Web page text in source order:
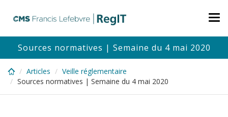
content
Sources normatives | Semaine du 4 mai 2020
Articles
Veille réglementaire
Sources normatives | Semaine du 4 mai 2020